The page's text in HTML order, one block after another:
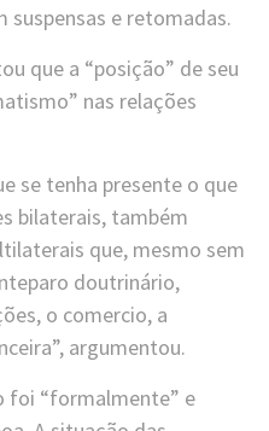
suspensas e retomadas.
que a “posição” de seu
nas relações
se tenha presente o que
bilaterais, também
que, mesmo sem
doutrinário,
o comercio, a
argumentou.
foi “formalmente” e